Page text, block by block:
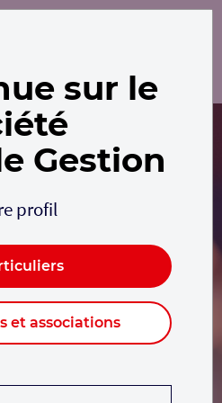
sur le
Gestion
profil
et associations